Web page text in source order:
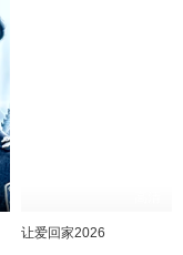
让爱回家2026